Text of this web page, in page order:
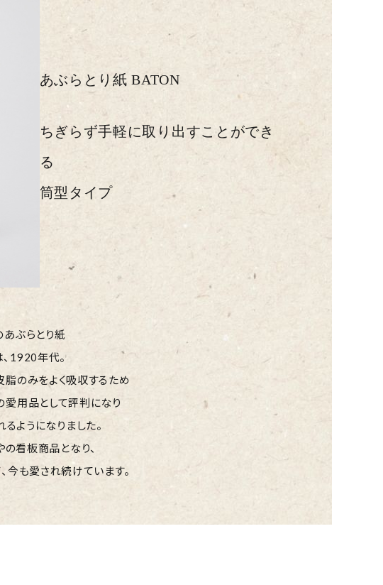
あぶらとり紙 BATON
ちぎらず手軽に取り出すことができ
る
筒型タイプ
あぶらとり紙
、1920年代。
脂のみをよく吸収するため
愛用品として評判になり
ようになりました。
看板商品となり、
今も愛され続けています。